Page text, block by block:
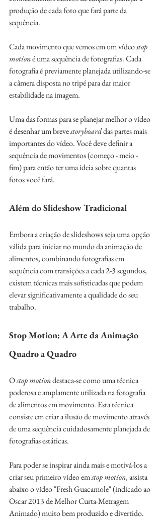
produção de cada foto que fará parte da
sequência.
Cada movimento que vemos em um vídeo stop
motion é uma sequência de fotografias. Cada
fotografia é previamente planejada utilizando-se
a câmera disposta no tripé para dar maior
estabilidade na imagem.
Uma das formas para se planejar melhor o vídeo
é desenhar um breve storyboard das partes mais
importantes do vídeo. Você deve definir a
sequência de movimentos (começo - meio -
fim) para então ter uma ideia sobre quantas
fotos você fará.
Além do Slideshow Tradicional
Embora a criação de slideshows seja uma opção
válida para iniciar no mundo da animação de
alimentos, combinando fotografias em
sequência com transições a cada 2-3 segundos,
existem técnicas mais sofisticadas que podem
elevar significativamente a qualidade do seu
trabalho.
Stop Motion: A Arte da Animação
Quadro a Quadro
O stop motion destaca-se como uma técnica
poderosa e amplamente utilizada na fotografia
de alimentos em movimento. Esta técnica
consiste em criar a ilusão de movimento através
de uma sequência cuidadosamente planejada de
fotografias estáticas.
Para poder se inspirar ainda mais e motivá-los a
criar seu primeiro vídeo em stop motion, assista
abaixo o vídeo "Fresh Guacamole" (indicado ao
Oscar 2013 de Melhor Curta-Metragem
Animado) muito bem produzido e divertido.